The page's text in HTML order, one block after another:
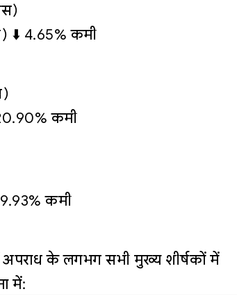
4.65% कमी
कमी
कमी
अपराध के लगभग सभी मुख्य शीर्षकों में
में: